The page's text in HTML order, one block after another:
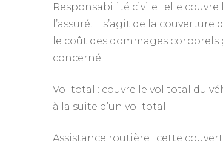
Responsabilité civile : elle
l’assuré. Il s’agit de la
le coût des dommages
concerné.
Vol total : couvre le vol total du
à la suite d’un vol total.
Assistance routière : cette